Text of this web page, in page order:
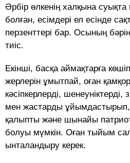
Әрбір өлкенің халқына
болған, есімдері ел есінде
перзенттері бар. Осының
тиіс.
Екінші, басқа аймақтарға
жерлерін ұмытпай, оған
кәсіпкерлерді,
мен жастарды ұйымдастырып,
қалыпты және шынайы
болуы мүмкін. Оған тыйым
ынталандыру керек.